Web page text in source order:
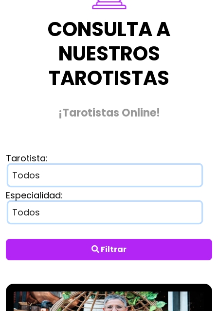
CONSULTA A
NUESTROS
TAROTISTAS
¡Tarotistas Online!
Tarotista:
Especialidad:
Filtrar